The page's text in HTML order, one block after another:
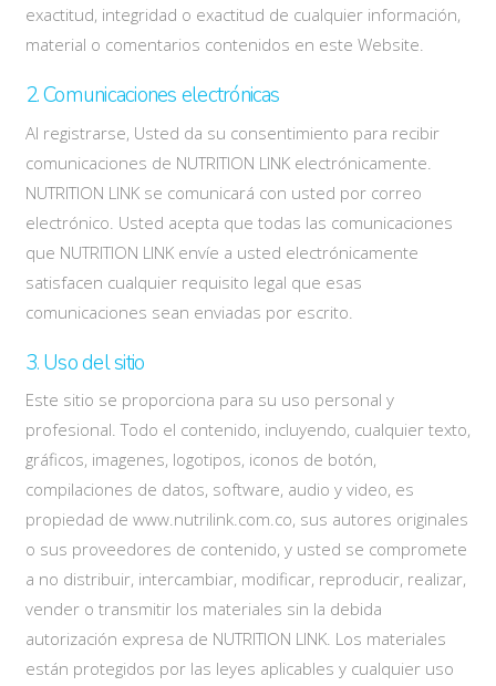
exactitud, integridad o exactitud de cualquier información,
material o comentarios contenidos en este Website.
2. Comunicaciones electrónicas
Al registrarse, Usted da su consentimiento para recibir
comunicaciones de NUTRITION LINK electrónicamente.
NUTRITION LINK se comunicará con usted por correo
electrónico. Usted acepta que todas las comunicaciones
que NUTRITION LINK envíe a usted electrónicamente
satisfacen cualquier requisito legal que esas
comunicaciones sean enviadas por escrito.
3. Uso del sitio
Este sitio se proporciona para su uso personal y
profesional. Todo el contenido, incluyendo, cualquier texto,
gráficos, imagenes, logotipos, iconos de botón,
compilaciones de datos, software, audio y video, es
propiedad de www.nutrilink.com.co, sus autores originales
o sus proveedores de contenido, y usted se compromete
a no distribuir, intercambiar, modificar, reproducir, realizar,
vender o transmitir los materiales sin la debida
autorización expresa de NUTRITION LINK. Los materiales
están protegidos por las leyes aplicables y cualquier uso